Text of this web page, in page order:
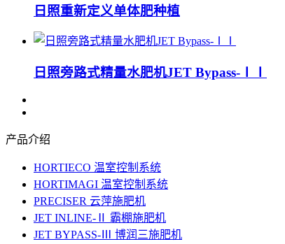
日照重新定义单体肥种植
日照旁路式精量水肥机JET Bypass-ⅠⅠ
产品介绍
HORTIECO 温室控制系统
HORTIMAGI 温室控制系统
PRECISER 云萍施肥机
JET INLINE-Ⅱ 霸棚施肥机
JET BYPASS-Ⅲ 博润三施肥机